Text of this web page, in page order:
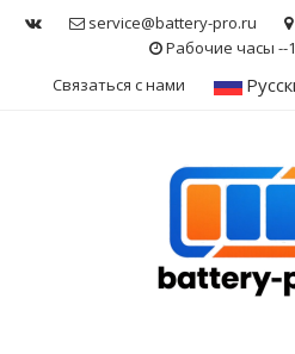
service@battery-pro.ru
Рабочие часы --
Связаться с нами